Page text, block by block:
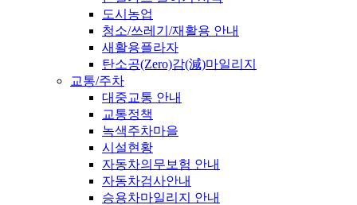
도시농업
청소/쓰레기/재활용 안내
새활용플라자
탄소공(Zero)감(減)마일리지
교통/주차
대중교통 안내
교통정책
녹색주차마을
시설현황
자동차의무보험 안내
자동차검사안내
승용차마일리지 안내